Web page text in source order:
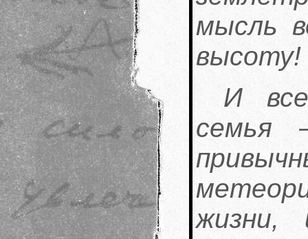
мысль
высоту!
И
семья
жизни,